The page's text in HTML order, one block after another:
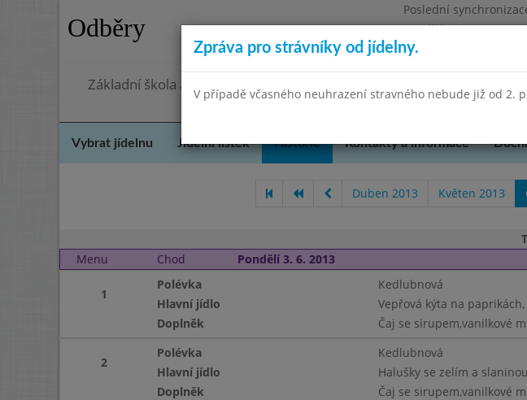
Odběry
Poslední
Pondělí 27.7.2026
Omezení objednávek
Základní škola a Mateřská škola, Praha 4, Ohradní 49
Vybrat jídelnu Jídelní lístek Historie Kontakty a informace
Duben 2013 Květen 2013
Menu
Chod Pondělí 3. 6. 2013
1
Polévka
Kedlubnová
Hlavní jídlo
Vepřová kýta na paprikách,
Doplněk
Čaj se sirupem,vanilkové
2
Polévka
Kedlubnová
Hlavní jídlo
Halušky se zelím a slaninou
Doplněk
Čaj se sirupem,vanilkové
Zpráva pro strávníky od jídelny.
V případě včasného neuhrazení stravného nebude již od 2.